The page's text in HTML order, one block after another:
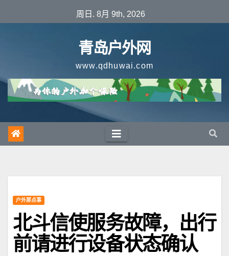
至
周日. 8月 9th, 2026
青岛户外网
www.qdhuwai.com
户外那点事
北斗信使服务故障，出行
前请进行设备状态确认